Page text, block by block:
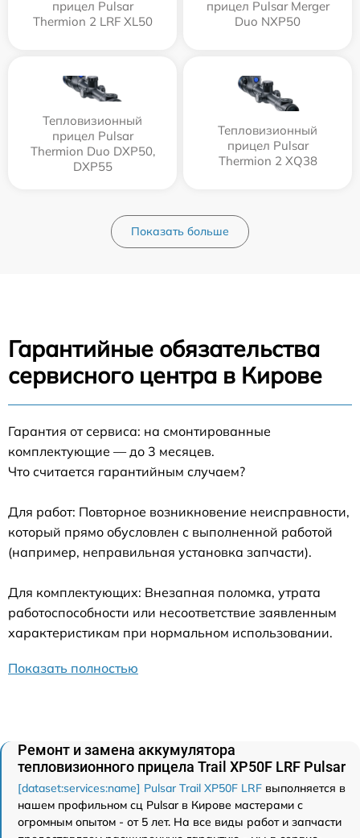
прицел Pulsar
Thermion 2 LRF XL50
прицел Pulsar Merger
Duo NXP50
Тепловизионный
прицел Pulsar
Thermion Duo DXP50,
DXP55
Тепловизионный
прицел Pulsar
Thermion 2 XQ38
Показать больше
Гарантийные обязательства
сервисного центра в Кирове
Гарантия от сервиса: на смонтированные
комплектующие — до 3 месяцев.
Что считается гарантийным случаем?
Для работ: Повторное возникновение неисправности,
который прямо обусловлен с выполненной работой
(например, неправильная установка запчасти).
Для комплектующих: Внезапная поломка, утрата
работоспособности или несоответствие заявленным
характеристикам при нормальном использовании.
Показать полностью
Ремонт и замена аккумулятора
тепловизионного прицела Trail XP50F LRF Pulsar
[dataset:services:name] Pulsar Trail XP50F LRF выполняется в
нашем профильном сц Pulsar в Кирове мастерами с
огромным опытом - от 5 лет. На все виды работ и запчасти